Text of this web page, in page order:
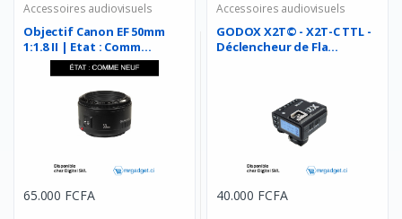
Accessoires audiovisuels
Objectif Canon EF 50mm
1:1.8 II | Etat : Comm...
65.000 FCFA
Accessoires audiovisuels
GODOX X2T© - X2T-C TTL -
Déclencheur de Fla...
40.000 FCFA